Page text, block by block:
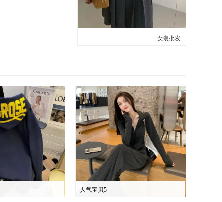
女装批发
人气宝贝5